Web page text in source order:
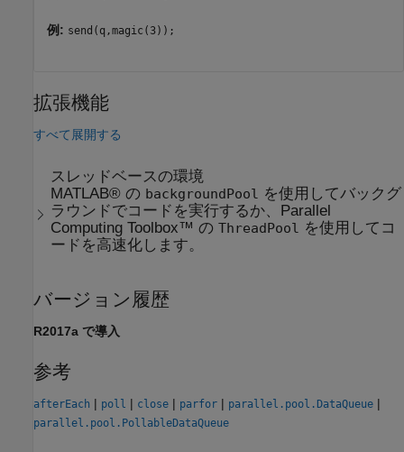
例: send(q,magic(3));
拡張機能
すべて展開する
スレッドベースの環境
MATLAB® の backgroundPool
を使用してバックグ
ラウンドでコードを実行するか、Parallel
Computing Toolbox™ のThreadPool
を使用してコ
ードを高速化します。
バージョン履歴
R2017a で導入
参考
afterEach | poll | close | parfor | parallel.pool.DataQueue |
parallel.pool.PollableDataQueue